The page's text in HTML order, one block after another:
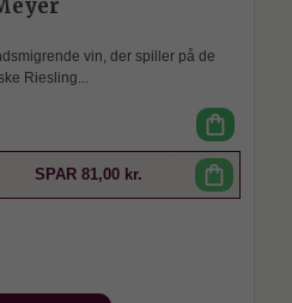
vin, der spiller på de
Riesling...
shopping_bag
SPAR81,00 kr. shopping_bag